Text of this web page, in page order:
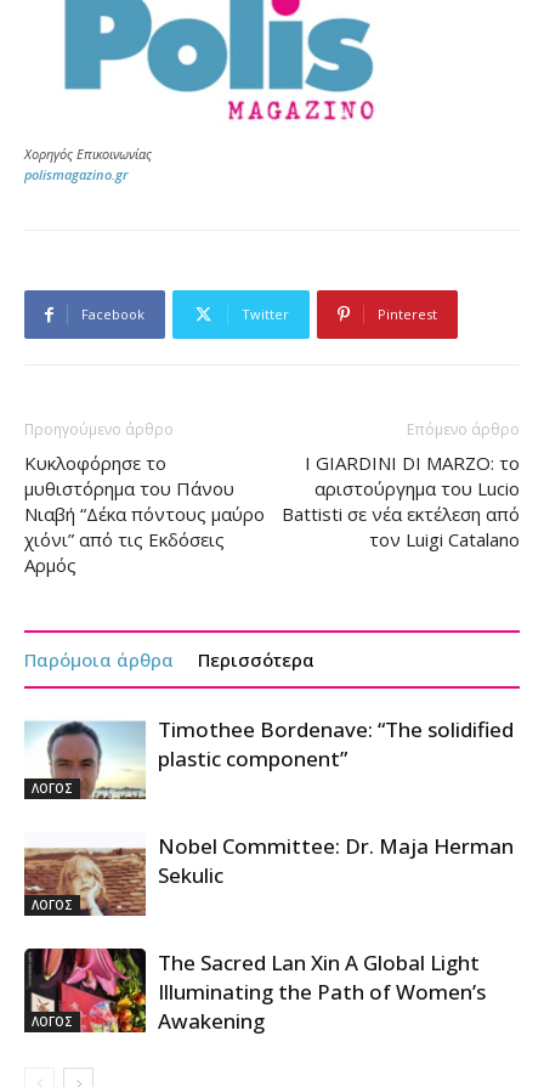
Χορηγός Επικοινωνίας
polismagazino.gr
Facebook Twitter Pinterest
Προηγούμενο άρθρο
Κυκλοφόρησε το
μυθιστόρημα του Πάνου
Νιαβή “Δέκα πόντους μαύρο
χιόνι” από τις Εκδόσεις
Αρμός
Επόμενο άρθρο
I GIARDINI DI MARZO: το
αριστούργημα του Lucio
Battisti σε νέα εκτέλεση από
τον Luigi Catalano
Παρόμοια άρθρα Περισσότερα
ΛΟΓΟΣ
Timothee Bordenave: “The solidified
plastic component”
ΛΟΓΟΣ
Nobel Committee: Dr. Maja Herman
Sekulic
ΛΟΓΟΣ
The Sacred Lan Xin A Global Light
Illuminating the Path of Women’s
Awakening